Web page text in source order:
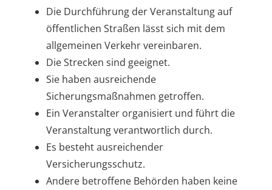
Die Durchführung der Veranstaltung auf
öffentlichen Straßen lässt sich mit dem
allgemeinen Verkehr vereinbaren.
Die Strecken sind geeignet.
Sie haben ausreichende
Sicherungsmaßnahmen getroffen.
Ein Veranstalter organisiert und führt die
Veranstaltung verantwortlich durch.
Es besteht ausreichender
Versicherungsschutz.
Andere betroffene Behörden haben keine